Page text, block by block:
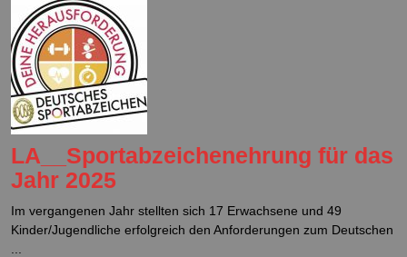
LA__Sportabzeichenehrung für das
Jahr 2025
Im vergangenen Jahr stellten sich 17 Erwachsene und 49
Kinder/Jugendliche erfolgreich den Anforderungen zum Deutschen